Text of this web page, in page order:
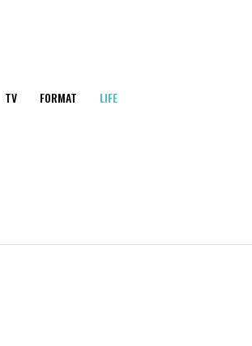
TV FORMAT LIFE